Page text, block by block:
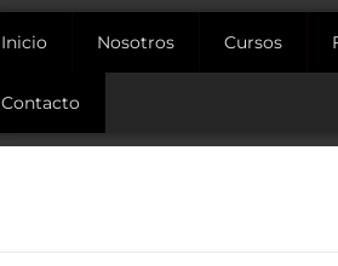
Inicio Nosotros Cursos
Contacto